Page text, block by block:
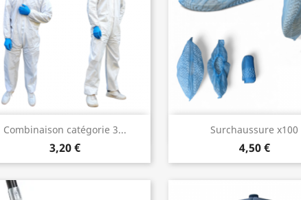
Combinaison catégorie 3...
3,20 €
Aperçu rapide Surchaussure x100
4,50 €
Aperçu rapide